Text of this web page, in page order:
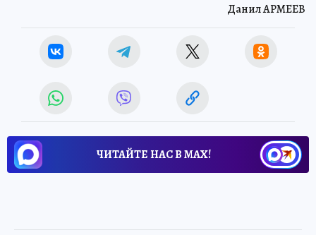
Данил АРМЕЕВ
ЧИТАЙТЕ НАС В МАХ!